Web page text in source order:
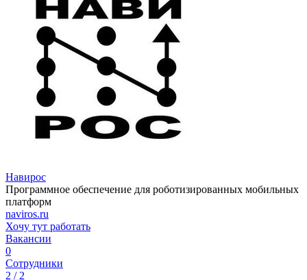
Навирос
Программное обеспечение для роботизированных мобильных
платформ
naviros.ru
Хочу тут работать
Вакансии
0
Сотрудники
2 / 2